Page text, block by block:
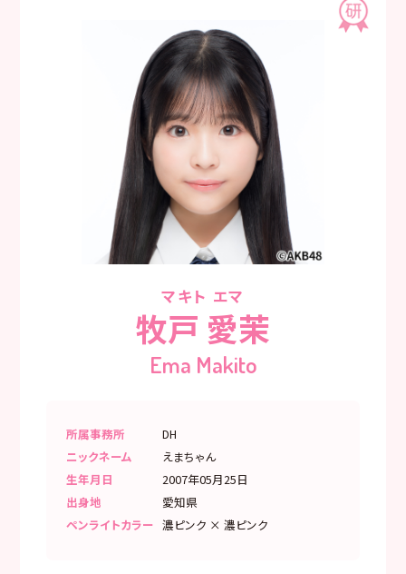
マキト エマ
牧戸 愛茉
Ema Makito
所属事務所
DH
ニックネーム
えまちゃん
生年月日
2007年05月25日
出身地
愛知県
ペンライトカラー 濃ピンク × 濃ピンク